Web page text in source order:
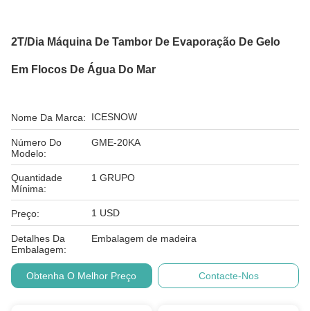
2T/dia Máquina De Tambor De Evaporação De Gelo
Em Flocos De Água Do Mar
Nome Da Marca: ICESNOW
Número Do
Modelo:
GME-20KA
Quantidade
Mínima:
1 GRUPO
Preço: 1 USD
Detalhes Da
Embalagem:
Embalagem de madeira
Obtenha O Melhor Preço Contacte-Nos